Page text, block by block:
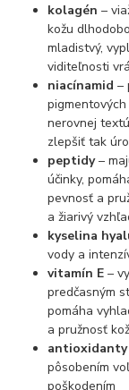
kolagén –
kožu
mladistvý,
viditeľnosti
niacínamid –
nerovnej
zlepšiť tak
peptidy–
účinky,
pevnosť a
a žiarivý
kyselina
vody a
vitamín E –
predčasným
pomáha
a pružnosť
antioxidanty
pôsobením
poškodením